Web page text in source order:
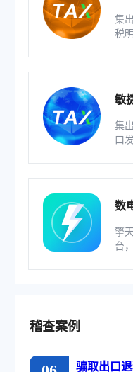
集
税
敏
集
口
数
擎
台
稽查案例
骗取出口